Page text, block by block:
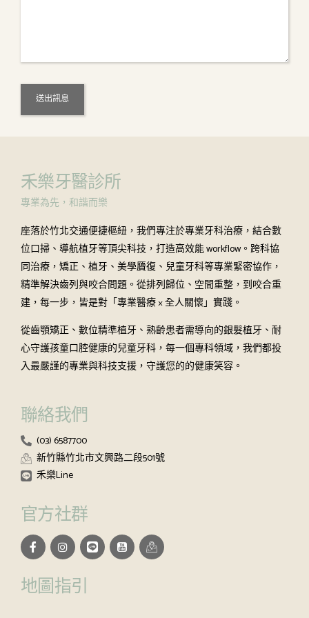
禾樂牙醫診所
專業為先，和諧而樂
座落於竹北交通便捷樞紐，我們專注於專業牙科治療，結合數
位口掃、導航植牙等頂尖科技，打造高效能 workflow。跨科協
同治療，矯正、植牙、美學贗復、兒童牙科等專業緊密協作，
精準解決齒列與咬合問題。從排列歸位、空間重整，到咬合重
建，每一步，皆是對「專業醫療 × 全人關懷」實踐。
從齒顎矯正、數位精準植牙、熟齡患者需導向的銀髮植牙、耐
心守護孩童口腔健康的兒童牙科，每一個專科領域，我們都投
入最嚴謹的專業與科技支援，守護您的的健康笑容。
聯絡我們
(03) 6587700
新竹縣竹北市文興路二段501號
禾樂Line
官方社群
地圖指引